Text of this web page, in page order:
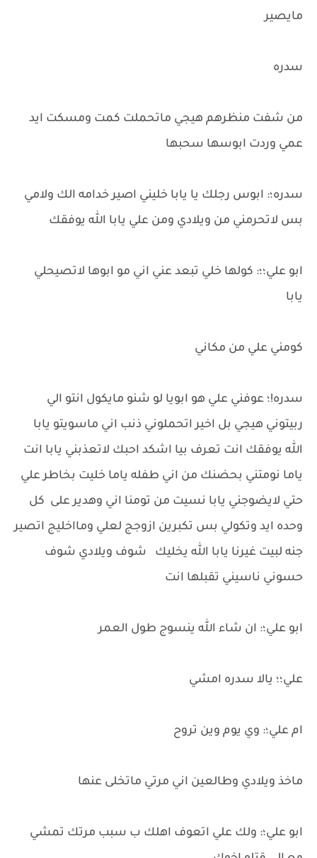
مايصير
سدره
من شفت منظرهم هيجي ماتحملت كمت ومسكت ايد
عمي وردت ابوسها سحبها
سدره؛: ابوس رجلك يا يابا خليني اصير خدامه الك ولامي
بس لاتحرمني من ويلادي ومن علي يابا الله يوفقك
ابو علي؛؛: كولها خلي تبعد عني اني مو ابوها لاتصيحلي
يابا
كومني علي من مكاني
سدره!؛ عوفني علي هو ابويا لو شنو مايكول انتو الي
ربيتوني هيجي بل اخير اتحملوني ذنب اني ماسويتو يابا
الله يوفقك انت تعرف بيا اشكد احبك لاتعذبني يابا انت
ياما نومتني بحضنك من اني طفله ياما خليت بخاطر علي
حتي لايضوجني يابا نسيت من تومنا اني وهدير على كل
وحده ايد وتكولي بس تكبرين ازوجج لعلي ومااخليج اتصير
جنه لبيت غيرنا يابا الله يخليك شوف ويلادي شوف
حسوني ناسيني تقبلها انت
ابو علي؛: ان شاء الله ينسوج طول العمر
علي؛؛ يالا سدره امشي
ام علي؛: وي يوم وين تروح
ماخذ ويلادي وطالعين اني مرتي ماتخلى عنها
ابو علي؛: ولك علي اتعوف اهلك ب سبب مرتك تمشي